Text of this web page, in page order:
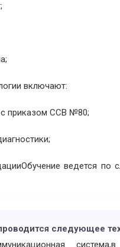
включают:
с приказом ССВ №80;
ведется
следующее